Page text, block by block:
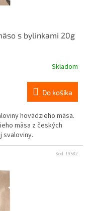
s bylinkami 20g
Skladom
Do košíka
hovädzieho mäsa.
mäsa z českých
svaloviny.
Kód: 19582